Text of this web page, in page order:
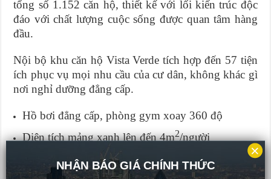
tổng số 1.152 căn hộ, thiết kế với lối kiến trúc độc
đáo với chất lượng cuộc sống được quan tâm hàng
đầu.
Nội bộ khu căn hộ Vista Verde tích hợp đến 57 tiện
ích phục vụ mọi nhu cầu của cư dân, không khác gì
nơi nghỉ dưỡng đẳng cấp.
Hồ bơi đẳng cấp, phòng gym xoay 360 độ
Diện tích mảng xanh lên đến 4m2/người
Sảnh đón tiếp ở mỗi tòa nhà đều được thiết kế
khác nhau tạo nét độc đáo riêng.
NHẬN BÁO GIÁ CHÍNH THỨC
×